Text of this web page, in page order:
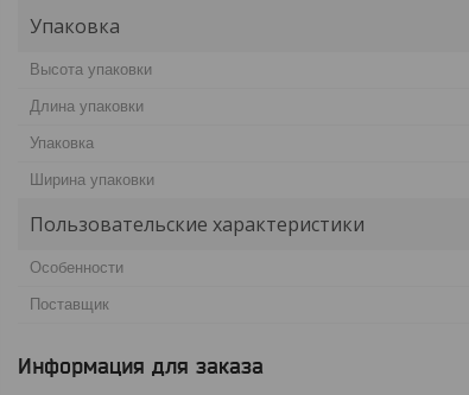
Упаковка
Высота упаковки
Длина упаковки
Упаковка
Ширина упаковки
Пользовательские характеристики
Особенности
Поставщик
Информация для заказа